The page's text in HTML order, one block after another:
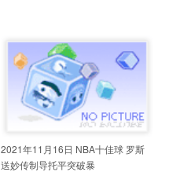
2021年11月16日 NBA十佳球 罗斯
送妙传制导托平突破暴